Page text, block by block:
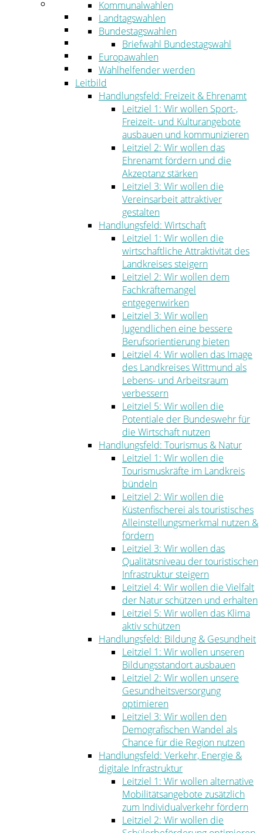
Bauen und Planen
Abfall
Umwelt
Ordnung
Kommunalwahlen
Landtagswahlen
Bundestagswahlen
Briefwahl Bundestagswahl
Europawahlen
Wahlhelfender werden
Leitbild
Handlungsfeld: Freizeit & Ehrenamt
Leitziel 1: Wir wollen Sport-,
Freizeit- und Kulturangebote
ausbauen und kommunizieren
Leitziel 2: Wir wollen das
Ehrenamt fördern und die
Akzeptanz stärken
Leitziel 3: Wir wollen die
Vereinsarbeit attraktiver
gestalten
Handlungsfeld: Wirtschaft
Leitziel 1: Wir wollen die
wirtschaftliche Attraktivität des
Landkreises steigern
Leitziel 2: Wir wollen dem
Fachkräftemangel
entgegenwirken
Leitziel 3: Wir wollen
Jugendlichen eine bessere
Berufsorientierung bieten
Leitziel 4: Wir wollen das Image
des Landkreises Wittmund als
Lebens- und Arbeitsraum
verbessern
Leitziel 5: Wir wollen die
Potentiale der Bundeswehr für
die Wirtschaft nutzen
Handlungsfeld: Tourismus & Natur
Leitziel 1: Wir wollen die
Tourismuskräfte im Landkreis
bündeln
Leitziel 2: Wir wollen die
Küstenfischerei als touristisches
Alleinstellungsmerkmal nutzen &
fördern
Leitziel 3: Wir wollen das
Qualitätsniveau der touristischen
Infrastruktur steigern
Leitziel 4: Wir wollen die Vielfalt
der Natur schützen und erhalten
Leitziel 5: Wir wollen das Klima
aktiv schützen
Handlungsfeld: Bildung & Gesundheit
Leitziel 1: Wir wollen unseren
Bildungsstandort ausbauen
Leitziel 2: Wir wollen unsere
Gesundheitsversorgung
optimieren
Leitziel 3: Wir wollen den
Demografischen Wandel als
Chance für die Region nutzen
Handlungsfeld: Verkehr, Energie &
digitale Infrastruktur
Leitziel 1: Wir wollen alternative
Mobilitätsangebote zusätzlich
zum Individualverkehr fördern
Leitziel 2: Wir wollen die